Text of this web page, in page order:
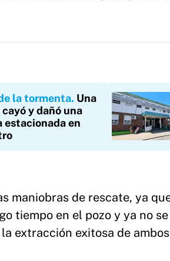
la tormenta Una
y dañó una
estacionada en
maniobras de rescate, ya
tiempo en el pozo y ya no
extracción exitosa de